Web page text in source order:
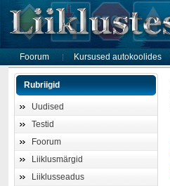
Foorum Kursused autokoolides
Rubriigid
Uudised
Testid
Foorum
Liiklusmärgid
Liiklusseadus